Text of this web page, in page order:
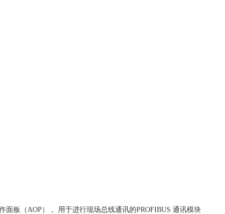
板（AOP）， 用于进行现场总线通讯的PROFIBUS 通讯模块